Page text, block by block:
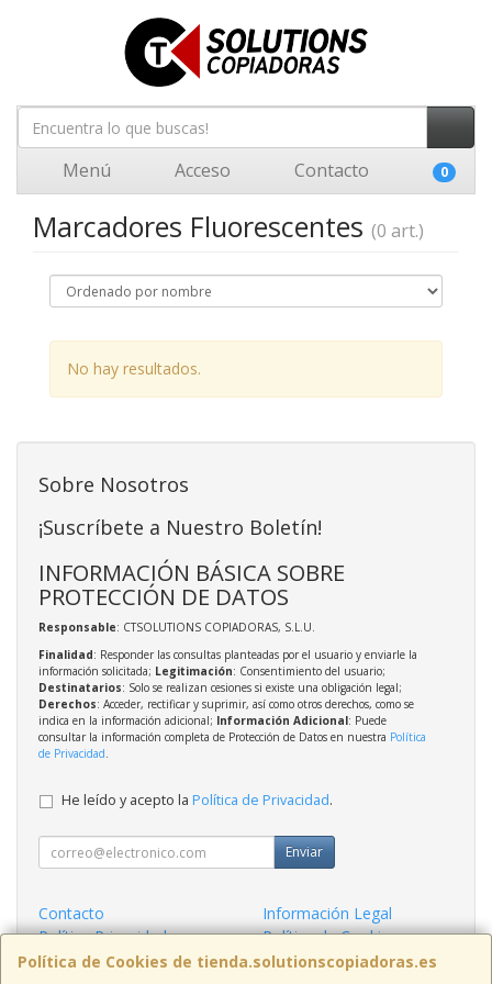
Menú Acceso Contacto 0
Marcadores Fluorescentes (0 art.)
No hay resultados.
Política de Cookies de tienda.solutionscopiadoras.es
Sobre Nosotros
¡Suscríbete a Nuestro Boletín!
INFORMACIÓN BÁSICA SOBRE
PROTECCIÓN DE DATOS
Responsable: CTSOLUTIONS COPIADORAS, S.L.U.
Finalidad: Responder las consultas planteadas por el usuario y enviarle la
información solicitada; Legitimación: Consentimiento del usuario;
Destinatarios: Solo se realizan cesiones si existe una obligación legal;
Derechos: Acceder, rectificar y suprimir, así como otros derechos, como se
indica en la información adicional; Información Adicional: Puede
consultar la información completa de Protección de Datos en nuestra Política
de Privacidad.
He leído y acepto la Política de Privacidad.
Enviar
Contacto
Información Legal
Política Privacidad
Política de Cookies
Condiciones de Compra
Formas de Pago